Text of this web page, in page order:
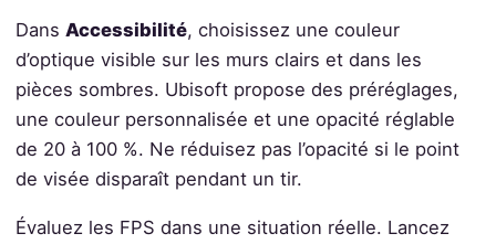
Dans Accessibilité, choisissez une couleur
d’optique visible sur les murs clairs et dans les
pièces sombres. Ubisoft propose des préréglages,
une couleur personnalisée et une opacité réglable
de 20 à 100 %. Ne réduisez pas l’opacité si le point
de visée disparaît pendant un tir.
Évaluez les FPS dans une situation réelle. Lancez